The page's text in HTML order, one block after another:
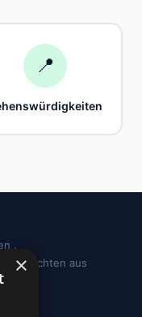
📍
.
aus
×